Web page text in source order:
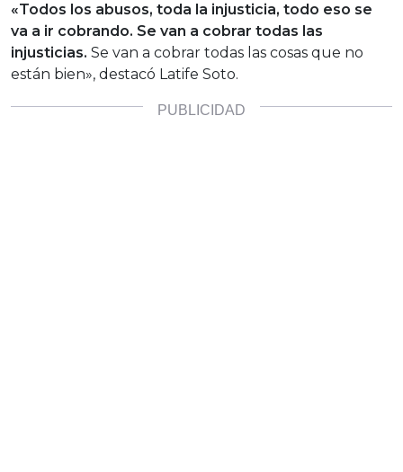
«Todos los abusos, toda la injusticia, todo eso se
va a ir cobrando. Se van a cobrar todas las
injusticias. Se van a cobrar todas las cosas que no
están bien», destacó Latife Soto.